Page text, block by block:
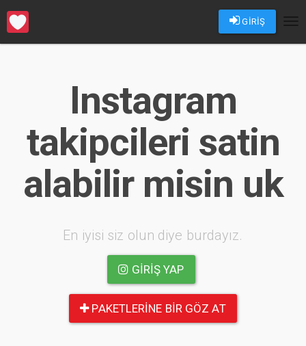
GİRİŞ
Instagram
takipcileri satin
alabilir misin uk
En iyisi siz olun diye burdayız.
GIRIŞ YAP
PAKETLERINE BIR GÖZ AT